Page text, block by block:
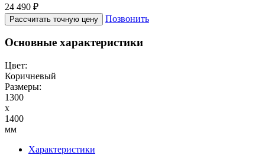
24 490 ₽
Рассчитать точную цену Позвонить
Основные характеристики
Цвет:
Коричневый
Размеры:
1300
x
1400
мм
Характеристики